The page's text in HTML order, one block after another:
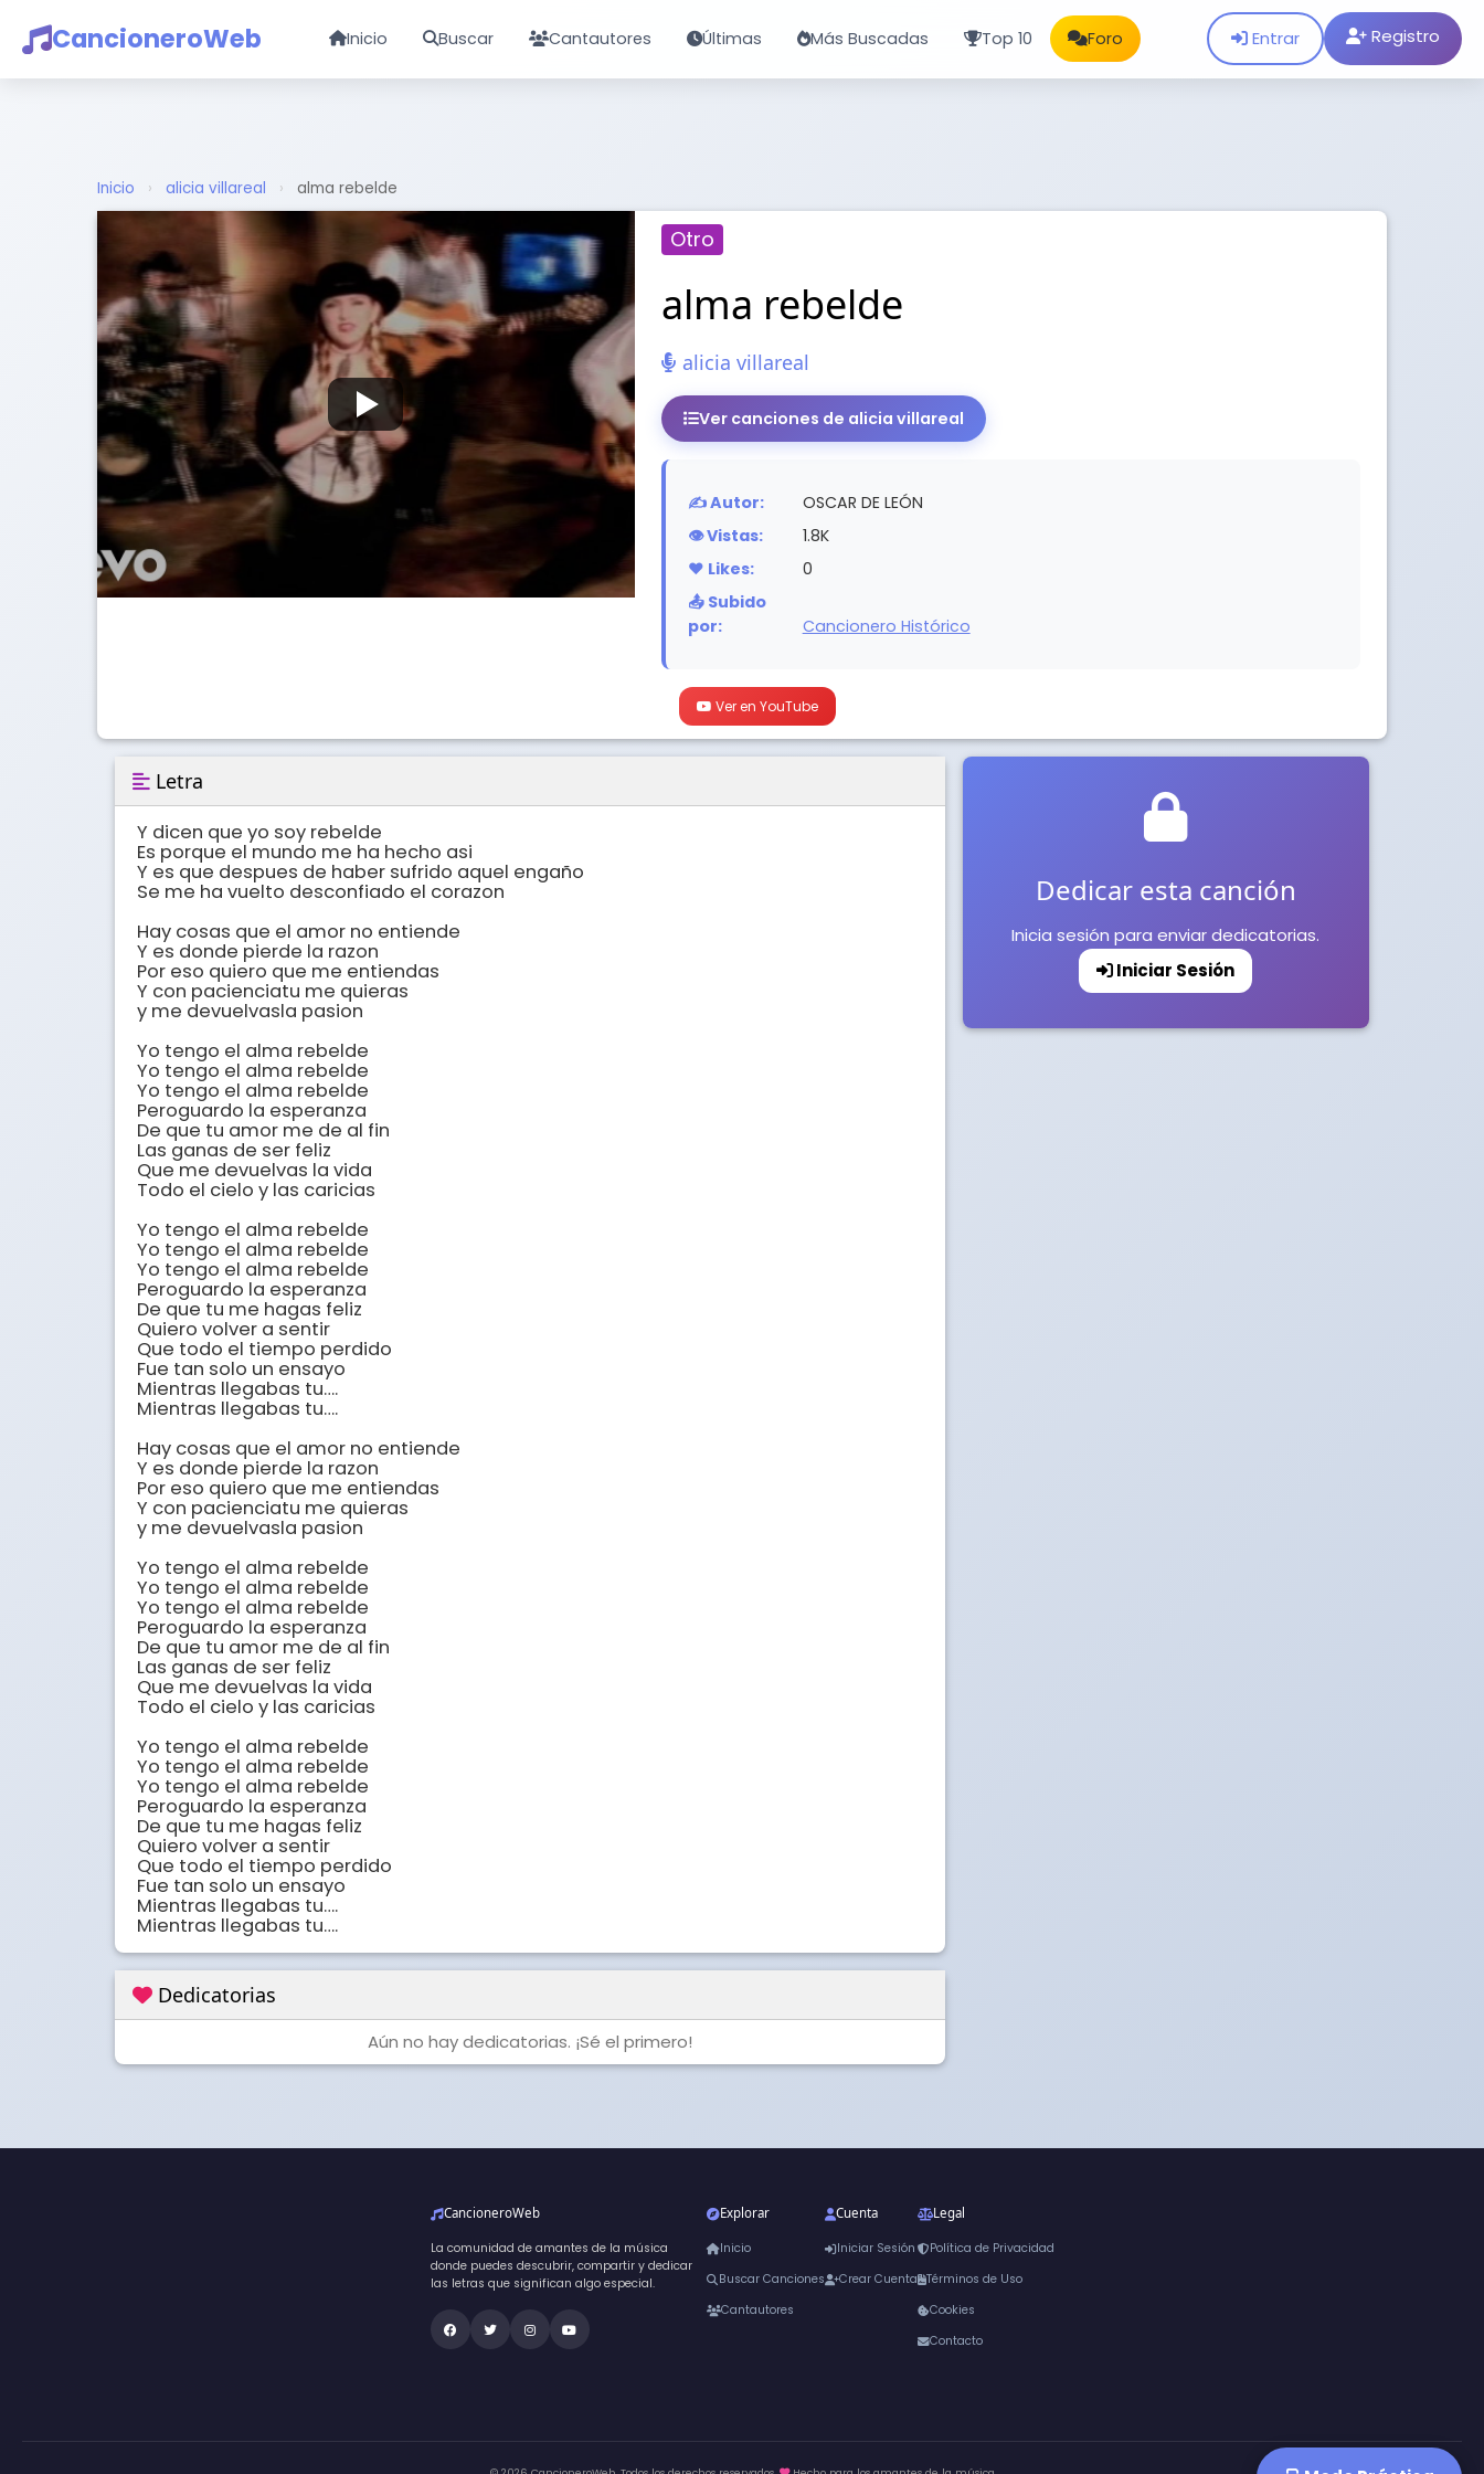
CancioneroWeb Inicio Buscar Cantautores Últimas Más Buscadas Top 10 Foro Entrar Registro
Inicio › alicia villareal › alma rebelde
Otro
alma rebelde
alicia villareal
Ver canciones de alicia villareal
✍️ Autor:
OSCAR DE LEÓN
👁️ Vistas:
1.8K
❤️ Likes:
0
📤 Subido
por:
Cancionero Histórico
Ver en YouTube
Letra
Y dicen que yo soy rebelde
Es porque el mundo me ha hecho asi
Y es que despues de haber sufrido aquel engaño
Se me ha vuelto desconfiado el corazon
Hay cosas que el amor no entiende
Y es donde pierde la razon
Por eso quiero que me entiendas
Y con pacienciatu me quieras
y me devuelvasla pasion
Yo tengo el alma rebelde
Yo tengo el alma rebelde
Yo tengo el alma rebelde
Peroguardo la esperanza
De que tu amor me de al fin
Las ganas de ser feliz
Que me devuelvas la vida
Todo el cielo y las caricias
Yo tengo el alma rebelde
Yo tengo el alma rebelde
Yo tengo el alma rebelde
Peroguardo la esperanza
De que tu me hagas feliz
Quiero volver a sentir
Que todo el tiempo perdido
Fue tan solo un ensayo
Mientras llegabas tu….
Mientras llegabas tu….
Hay cosas que el amor no entiende
Y es donde pierde la razon
Por eso quiero que me entiendas
Y con pacienciatu me quieras
y me devuelvasla pasion
Yo tengo el alma rebelde
Yo tengo el alma rebelde
Yo tengo el alma rebelde
Peroguardo la esperanza
De que tu amor me de al fin
Las ganas de ser feliz
Que me devuelvas la vida
Todo el cielo y las caricias
Yo tengo el alma rebelde
Yo tengo el alma rebelde
Yo tengo el alma rebelde
Peroguardo la esperanza
De que tu me hagas feliz
Quiero volver a sentir
Que todo el tiempo perdido
Fue tan solo un ensayo
Mientras llegabas tu….
Mientras llegabas tu….
Dedicatorias
Aún no hay dedicatorias. ¡Sé el primero!
Dedicar esta canción
Inicia sesión para enviar dedicatorias.
Iniciar Sesión
CancioneroWeb
La comunidad de amantes de la música
donde puedes descubrir, compartir y dedicar
las letras que significan algo especial.
Explorar
Inicio
Buscar Canciones
Cantautores
Cuenta
Iniciar Sesión
Crear Cuenta
Legal
Política de Privacidad
Términos de Uso
Cookies
Contacto